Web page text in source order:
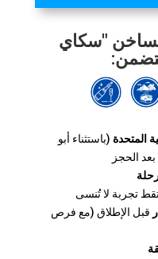
"سكاي
المتحدة (باستثناء أبو
الحجز
تجربة لا تُنسى
قبل الإطلاق (مع فرص